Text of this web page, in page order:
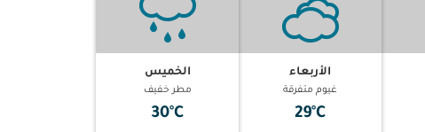
الأربعاء
غيوم متفرقة
29°C
الخميس
مطر خفيف
30°C